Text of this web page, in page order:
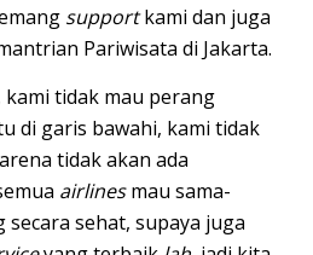
supportkami dan juga
Pariwisata di Jakarta.
kami tidak mau perang
di garis bawahi, kami tidak
tidak akan ada
airlinesmau sama-
sehat, supaya juga